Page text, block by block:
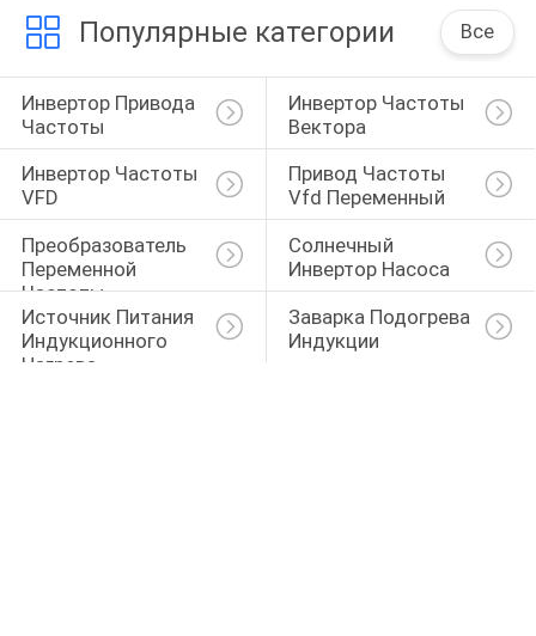
ФАБРИКА
КОНТРОЛЬ
КАЧЕСТВА
КОНТАКТНЫЕ
ДАННЫЕ
ОТПРАВИТЬ
Популярные категории Все
Инвертор Привода
Частоты
Инвертор Частоты
Вектора
Инвертор Частоты
VFD
Привод Частоты
Vfd Переменный
Преобразователь
Переменной
Частоты
Солнечный
Инвертор Насоса
Источник Питания
Индукционного
Нагрева
Заварка Подогрева
Индукции